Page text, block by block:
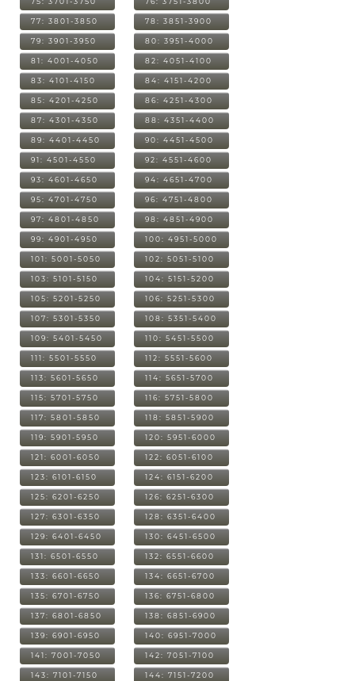
77: 3801-3850 78: 3851-3900
79: 3901-3950 80: 3951-4000
81: 4001-4050 82: 4051-4100
83: 4101-4150 84: 4151-4200
85: 4201-4250 86: 4251-4300
87: 4301-4350 88: 4351-4400
89: 4401-4450 90: 4451-4500
91: 4501-4550 92: 4551-4600
93: 4601-4650 94: 4651-4700
95: 4701-4750 96: 4751-4800
97: 4801-4850 98: 4851-4900
99: 4901-4950 100: 4951-5000
101: 5001-5050 102: 5051-5100
103: 5101-5150 104: 5151-5200
105: 5201-5250 106: 5251-5300
107: 5301-5350 108: 5351-5400
109: 5401-5450 110: 5451-5500
111: 5501-5550 112: 5551-5600
113: 5601-5650 114: 5651-5700
115: 5701-5750 116: 5751-5800
117: 5801-5850 118: 5851-5900
119: 5901-5950 120: 5951-6000
121: 6001-6050 122: 6051-6100
123: 6101-6150 124: 6151-6200
125: 6201-6250 126: 6251-6300
127: 6301-6350 128: 6351-6400
129: 6401-6450 130: 6451-6500
131: 6501-6550 132: 6551-6600
133: 6601-6650 134: 6651-6700
135: 6701-6750 136: 6751-6800
137: 6801-6850 138: 6851-6900
139: 6901-6950 140: 6951-7000
141: 7001-7050 142: 7051-7100
143: 7101-7150 144: 7151-7200